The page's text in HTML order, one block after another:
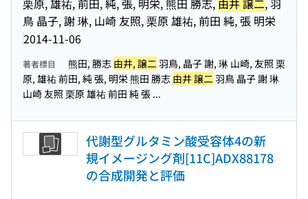
栗原, 雄祐, 前田, 純, 張, 明栄, 熊田 勝志, 由井 譲二, 羽
鳥 晶子, 謝 琳, 山崎 友照, 栗原 雄祐, 前田 純, 張 明栄
2014-11-06
著者標目 熊田, 勝志 由井, 譲二羽鳥, 晶子 謝, 琳 山崎, 友照 栗
原, 雄祐 前田, 純 張, 明栄 熊田 勝志 由井 譲二羽鳥 晶子 謝 琳
山崎 友照 栗原 雄祐 前田 純 張 ...
代謝型グルタミン酸受容体4の新
規イメージング剤[11C]ADX88178
の合成開発と評価